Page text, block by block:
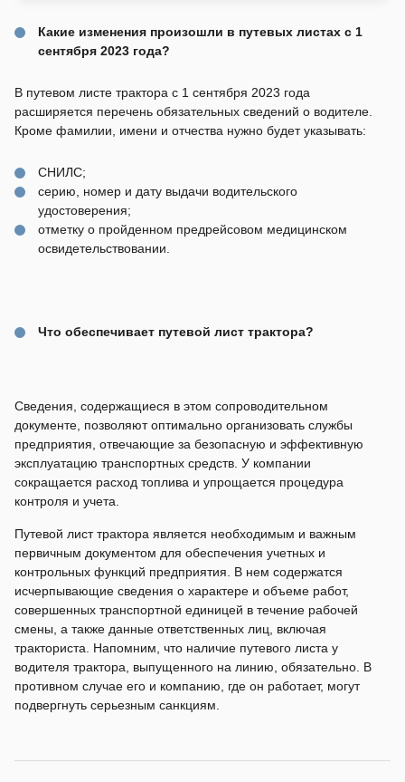
Какие изменения произошли в путевых листах с 1
сентября 2023 года?
В путевом листе трактора с 1 сентября 2023 года
расширяется перечень обязательных сведений о водителе.
Кроме фамилии, имени и отчества нужно будет указывать:
СНИЛС;
серию, номер и дату выдачи водительского
удостоверения;
отметку о пройденном предрейсовом медицинском
освидетельствовании.
Что обеспечивает путевой лист трактора?
Сведения, содержащиеся в этом сопроводительном
документе, позволяют оптимально организовать службы
предприятия, отвечающие за безопасную и эффективную
эксплуатацию транспортных средств. У компании
сокращается расход топлива и упрощается процедура
контроля и учета.
Путевой лист трактора является необходимым и важным
первичным документом для обеспечения учетных и
контрольных функций предприятия. В нем содержатся
исчерпывающие сведения о характере и объеме работ,
совершенных транспортной единицей в течение рабочей
смены, а также данные ответственных лиц, включая
тракториста. Напомним, что наличие путевого листа у
водителя трактора, выпущенного на линию, обязательно. В
противном случае его и компанию, где он работает, могут
подвергнуть серьезным санкциям.